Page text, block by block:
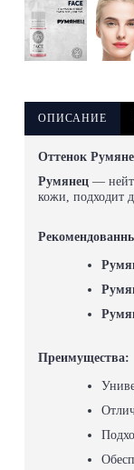
ОПИСАНИЕ
Оттенок
Румянец —
кожи, подходит
Преимущества: